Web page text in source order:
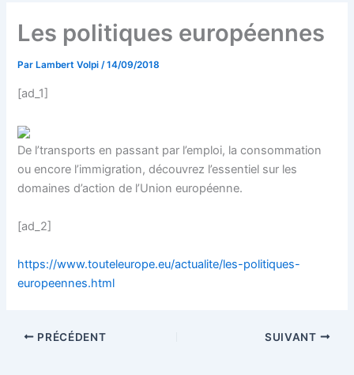
Les politiques européennes
Par Lambert Volpi/14/09/2018
[ad_1]
De l’transports en passant par l’emploi, la consommation
ou encore l’immigration, découvrez l’essentiel sur les
domaines d’action de l’Union européenne.
[ad_2]
https://www.touteleurope.eu/actualite/les-politiques-
europeennes.html
PRÉCÉDENT SUIVANT